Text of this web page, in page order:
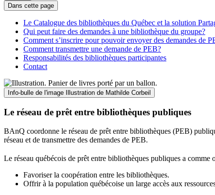
Dans cette page
Le Catalogue des bibliothèques du Québec et la solution
Qui peut faire des demandes à une bibliothèque du groupe?
Comment s’inscrire pour pouvoir envoyer des demandes de
Comment transmettre une demande de PEB?
Responsabilités des bibliothèques participantes
Contact
Info-bulle de l'image Illustration de Mathilde Corbeil
Le réseau de prêt entre bibliothèques publiques
BAnQ coordonne le réseau de prêt entre bibliothèques (PEB)
réseau et de transmettre des demandes de PEB.
Le réseau québécois de prêt entre bibliothèques publiques a comme
Favoriser la coopération entre les bibliothèques.
Offrir à la population québécoise un large accès aux